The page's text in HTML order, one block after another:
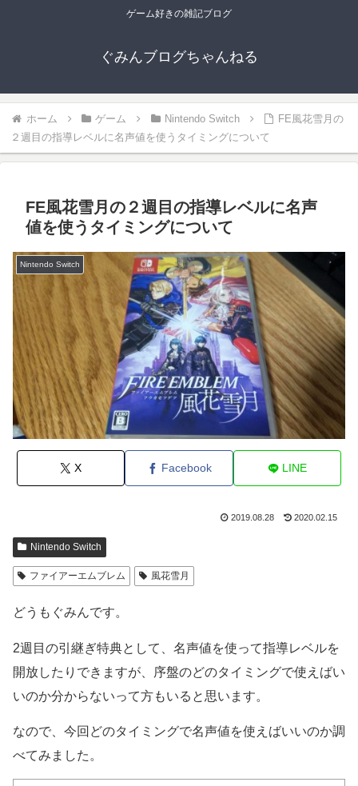
ゲーム好きの雑記ブログ
ぐみんブログちゃんねる
ホーム ゲーム Nintendo Switch
FE風花雪月の
２週目の指導レベルに名声値を使うタイミングについて
FE風花雪月の２週目の指導レベルに名声
値を使うタイミングについて
Nintendo Switch
X Facebook LINE
2019.08.28 2020.02.15
Nintendo Switch
ファイアーエムブレム 風花雪月
どうもぐみんです。
2週目の引継ぎ特典として、名声値を使って指導レベルを
開放したりできますが、序盤のどのタイミングで使えばい
いのか分からないって方もいると思います。
なので、今回どのタイミングで名声値を使えばいいのか調
べてみました。